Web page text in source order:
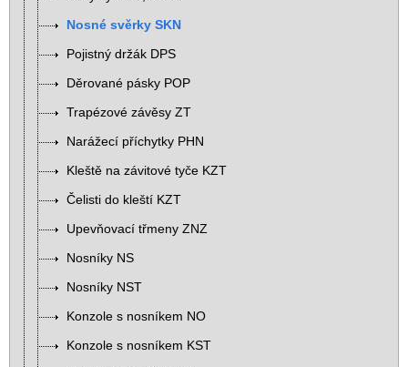
Nosné svěrky SKN
Pojistný držák DPS
Děrované pásky POP
Trapézové závěsy ZT
Narážecí příchytky PHN
Kleště na závitové tyče KZT
Čelisti do kleští KZT
Upevňovací třmeny ZNZ
Nosníky NS
Nosníky NST
Konzole s nosníkem NO
Konzole s nosníkem KST